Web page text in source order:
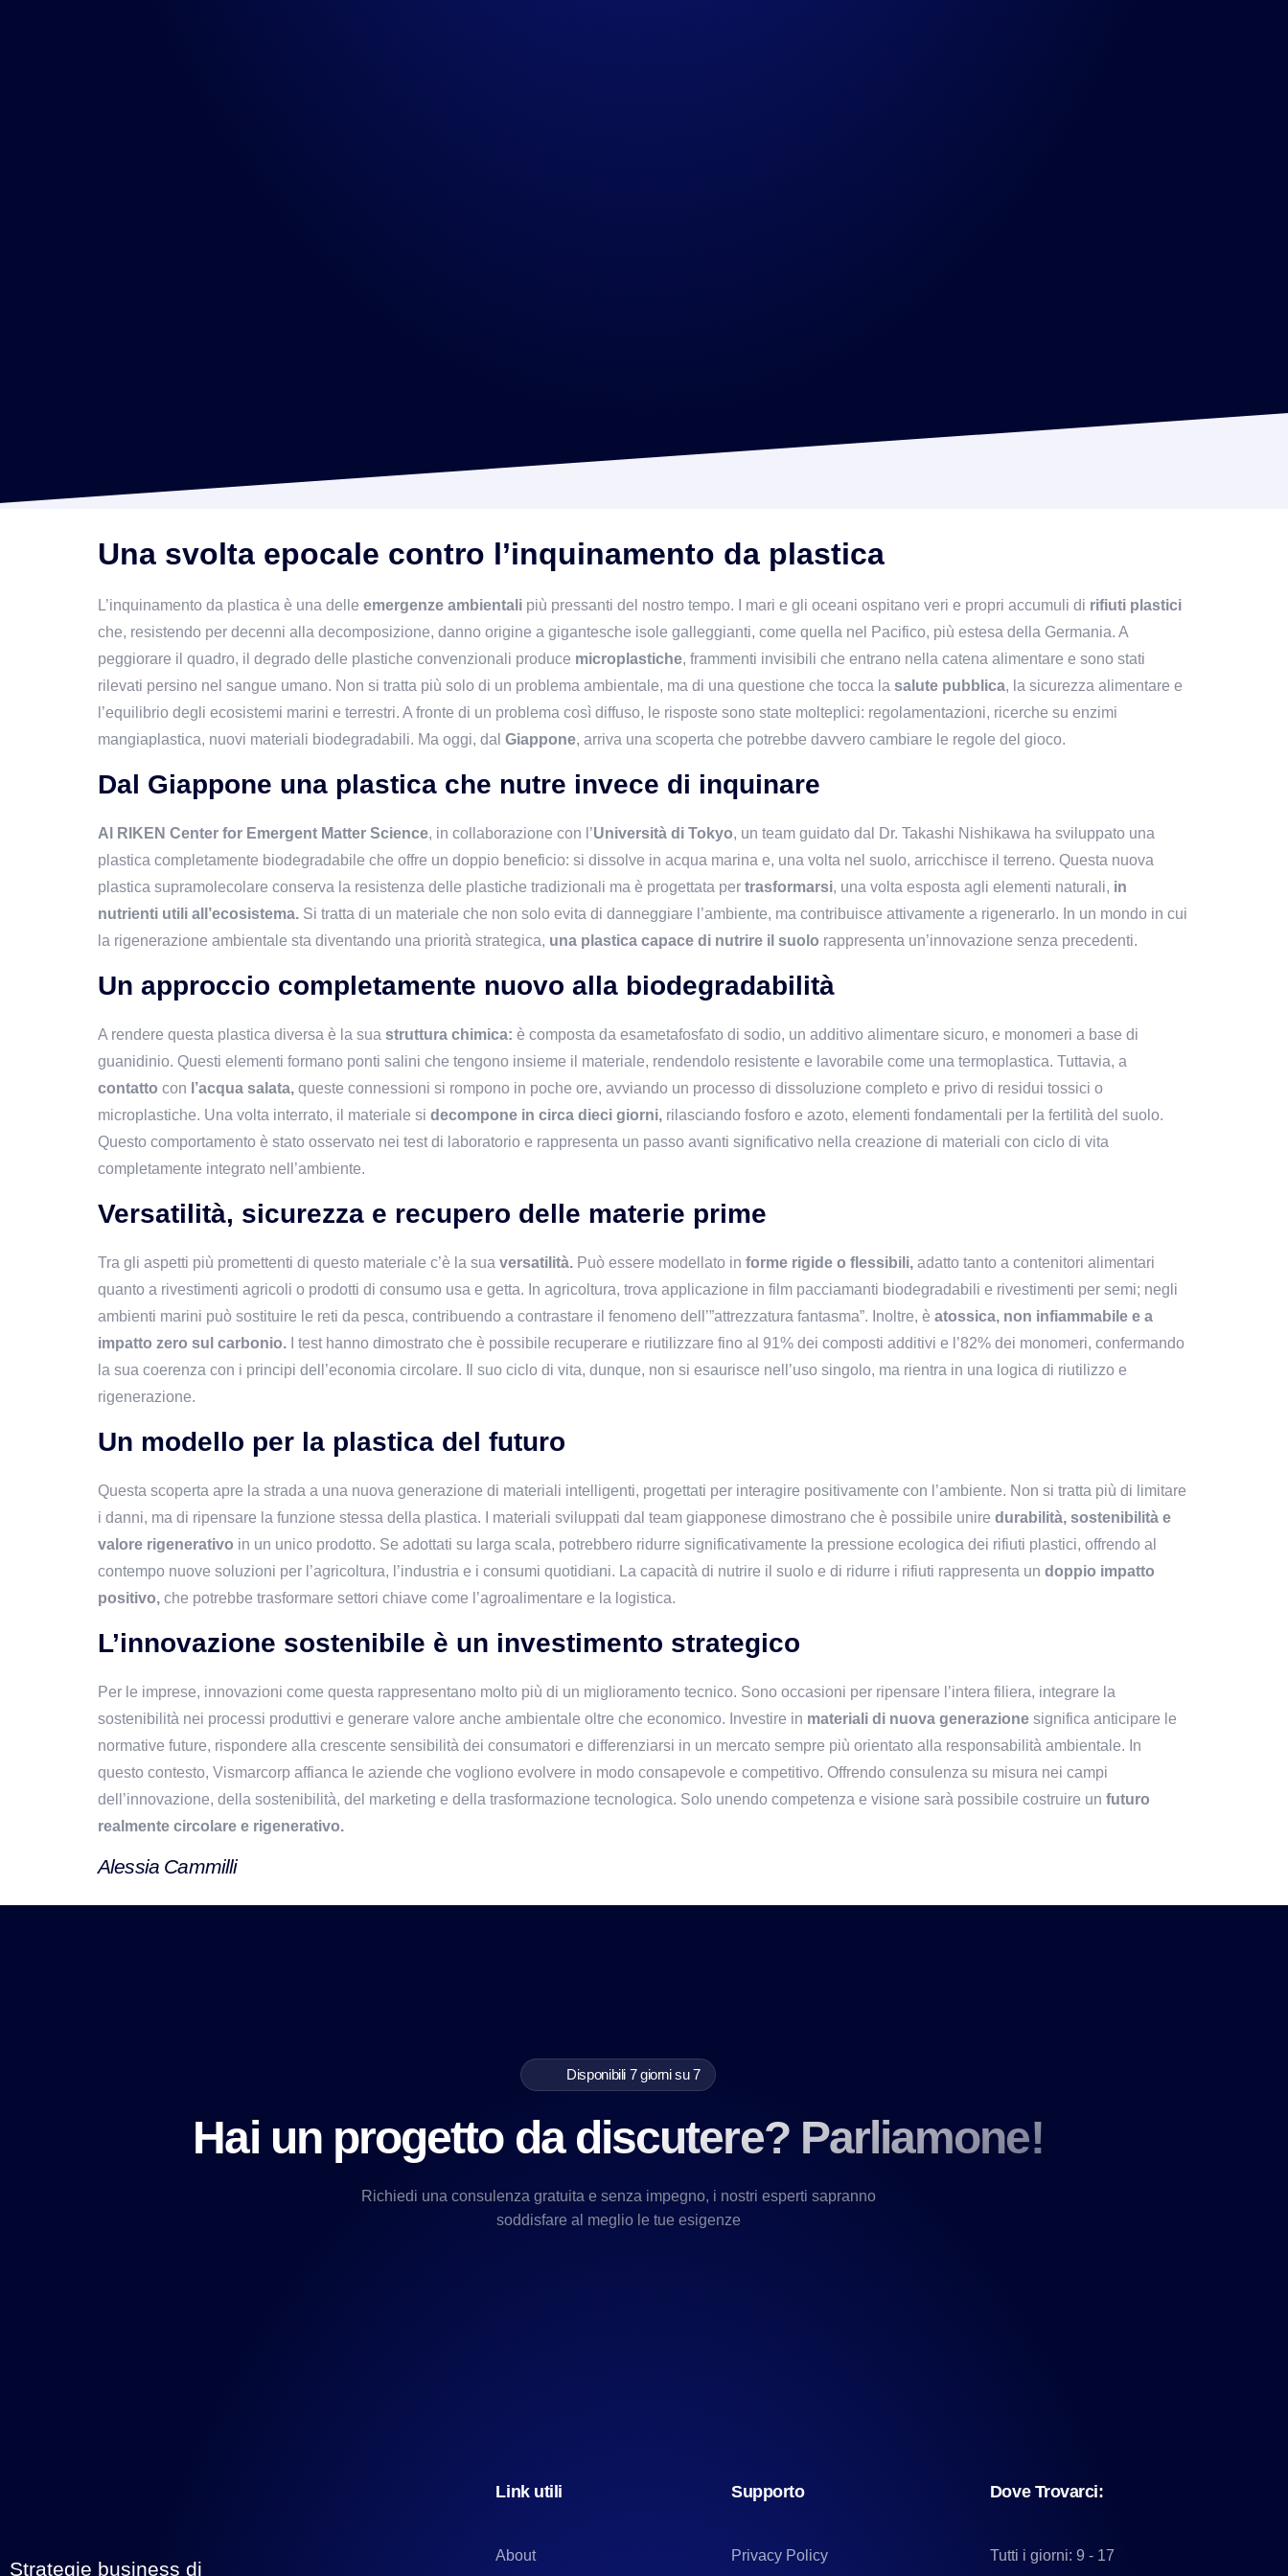
Una svolta epocale contro l’inquinamento da plastica
L’inquinamento da plastica è una delle emergenze ambientali più pressanti del nostro tempo. I mari e gli oceani ospitano veri e propri accumuli di rifiuti plastici
che, resistendo per decenni alla decomposizione, danno origine a gigantesche isole galleggianti, come quella nel Pacifico, più estesa della Germania. A
peggiorare il quadro, il degrado delle plastiche convenzionali produce microplastiche, frammenti invisibili che entrano nella catena alimentare e sono stati
rilevati persino nel sangue umano. Non si tratta più solo di un problema ambientale, ma di una questione che tocca la salute pubblica, la sicurezza alimentare e
l’equilibrio degli ecosistemi marini e terrestri. A fronte di un problema così diffuso, le risposte sono state molteplici: regolamentazioni, ricerche su enzimi
mangiaplastica, nuovi materiali biodegradabili. Ma oggi, dal Giappone, arriva una scoperta che potrebbe davvero cambiare le regole del gioco.
Dal Giappone una plastica che nutre invece di inquinare
Al RIKEN Center for Emergent Matter Science, in collaborazione con l’Università di Tokyo, un team guidato dal Dr. Takashi Nishikawa ha sviluppato una
plastica completamente biodegradabile che offre un doppio beneficio: si dissolve in acqua marina e, una volta nel suolo, arricchisce il terreno. Questa nuova
plastica supramolecolare conserva la resistenza delle plastiche tradizionali ma è progettata per trasformarsi, una volta esposta agli elementi naturali, in
nutrienti utili all’ecosistema. Si tratta di un materiale che non solo evita di danneggiare l’ambiente, ma contribuisce attivamente a rigenerarlo. In un mondo in cui
la rigenerazione ambientale sta diventando una priorità strategica, una plastica capace di nutrire il suolo rappresenta un’innovazione senza precedenti.
Un approccio completamente nuovo alla biodegradabilità
A rendere questa plastica diversa è la sua struttura chimica: è composta da esametafosfato di sodio, un additivo alimentare sicuro, e monomeri a base di
contatto con l’acqua salata, queste connessioni si rompono in poche ore, avviando un processo di dissoluzione completo e privo di residui tossici o
microplastiche. Una volta interrato, il materiale si decompone in circa dieci giorni, rilasciando fosforo e azoto, elementi fondamentali per la fertilità del suolo.
Questo comportamento è stato osservato nei test di laboratorio e rappresenta un passo avanti significativo nella creazione di materiali con ciclo di vita
completamente integrato nell’ambiente.
Versatilità, sicurezza e recupero delle materie prime
Tra gli aspetti più promettenti di questo materiale c’è la sua versatilità. Può essere modellato in forme rigide o flessibili, adatto tanto a contenitori alimentari
quanto a rivestimenti agricoli o prodotti di consumo usa e getta. In agricoltura, trova applicazione in film pacciamanti biodegradabili e rivestimenti per semi; negli
ambienti marini può sostituire le reti da pesca, contribuendo a contrastare il fenomeno dell’”attrezzatura fantasma”. Inoltre, è atossica, non infiammabile e a
impatto zero sul carbonio.
I test hanno dimostrato che è possibile recuperare e riutilizzare fino al 91% dei composti additivi e l’82% dei monomeri, confermando
la sua coerenza con i principi dell’economia circolare. Il suo ciclo di vita, dunque, non si esaurisce nell’uso singolo, ma rientra in una logica di riutilizzo e
rigenerazione.
Un modello per la plastica del futuro
Questa scoperta apre la strada a una nuova generazione di materiali intelligenti, progettati per interagire positivamente con l’ambiente. Non si tratta più di limitare
i danni, ma di ripensare la funzione stessa della plastica. I materiali sviluppati dal team giapponese dimostrano che è possibile unire durabilità, sostenibilità e
valore rigenerativo in un unico prodotto. Se adottati su larga scala, potrebbero ridurre significativamente la pressione ecologica dei rifiuti plastici, offrendo al
contempo nuove soluzioni per l’agricoltura, l’industria e i consumi quotidiani. La capacità di nutrire il suolo e di ridurre i rifiuti rappresenta un doppio impatto
positivo, che potrebbe trasformare settori chiave come l’agroalimentare e la logistica.
L’innovazione sostenibile è un investimento strategico
Per le imprese, innovazioni come questa rappresentano molto più di un miglioramento tecnico. Sono occasioni per ripensare l’intera filiera, integrare la
sostenibilità nei processi produttivi e generare valore anche ambientale oltre che economico. Investire in materiali di nuova generazione significa anticipare le
normative future, rispondere alla crescente sensibilità dei consumatori e differenziarsi in un mercato sempre più orientato alla responsabilità ambientale. In
questo contesto, Vismarcorp affianca le aziende che vogliono evolvere in modo consapevole e competitivo. Offrendo consulenza su misura nei campi
dell’innovazione, della sostenibilità, del marketing e della trasformazione tecnologica. Solo unendo competenza e visione sarà possibile costruire un futuro
realmente circolare e rigenerativo.
Alessia Cammilli
Disponibili 7 giorni su 7
Hai un progetto da discutere? Parliamone!
Richiedi una consulenza gratuita e senza impegno, i nostri esperti sapranno
soddisfare al meglio le tue esigenze
Strategie business di
Link utili
About
Supporto
Privacy Policy
Dove Trovarci:
Tutti i giorni: 9 - 17
Salve! Sono VismarChat, l'agente AI di